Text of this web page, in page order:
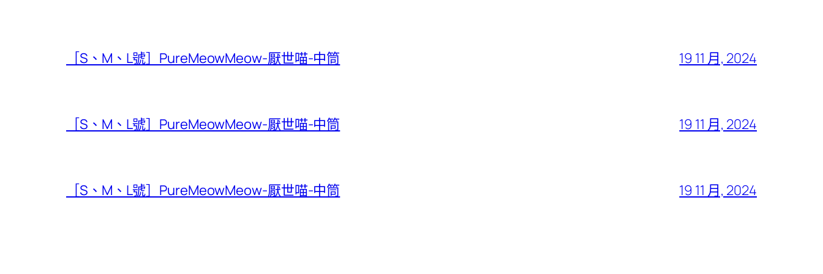
［S、M、L號］PureMeowMeow-厭世喵-中筒 19 11 月, 2024
［S、M、L號］PureMeowMeow-厭世喵-中筒 19 11 月, 2024
［S、M、L號］PureMeowMeow-厭世喵-中筒 19 11 月, 2024